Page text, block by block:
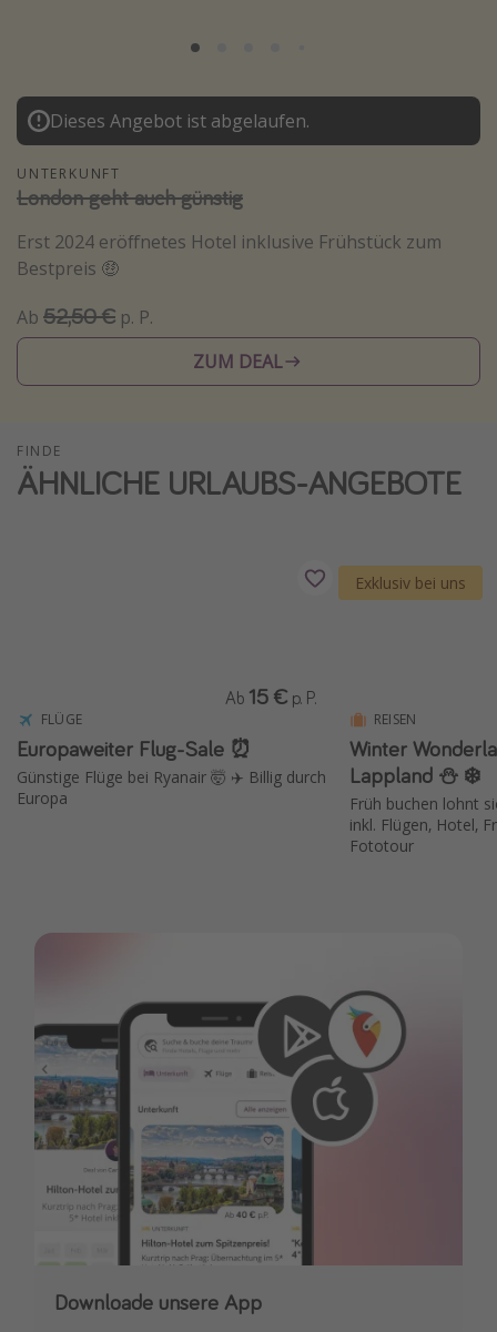
Gambia
Reisethemen
Alle Reisethemen
Städtereisen
Strandurlaub
Wellnessurlaub
Abenteuerurlaub
Kurzurlaub
Weitere Themen
Dieses Angebot ist abgelaufen.
UNTERKUNFT
London geht auch günstig
Erst 2024 eröffnetes Hotel inklusive Frühstück zum
Bestpreis 🤑
Ab 52,50 € p. P.
ZUM DEAL
FINDE
ÄHNLICHE URLAUBS-ANGEBOTE
FLÜGE
Europaweiter Flug-Sale ⏰
Günstige Flüge bei Ryanair 🤯 ✈️ Billig durch
Europa
Ab 15 € p. P.
Exklusiv bei uns
REISEN
Winter
Lappland ⛄️ ❄️
Früh buchen lohnt
inkl. Flügen, Hotel,
Fototour
Downloade unsere App